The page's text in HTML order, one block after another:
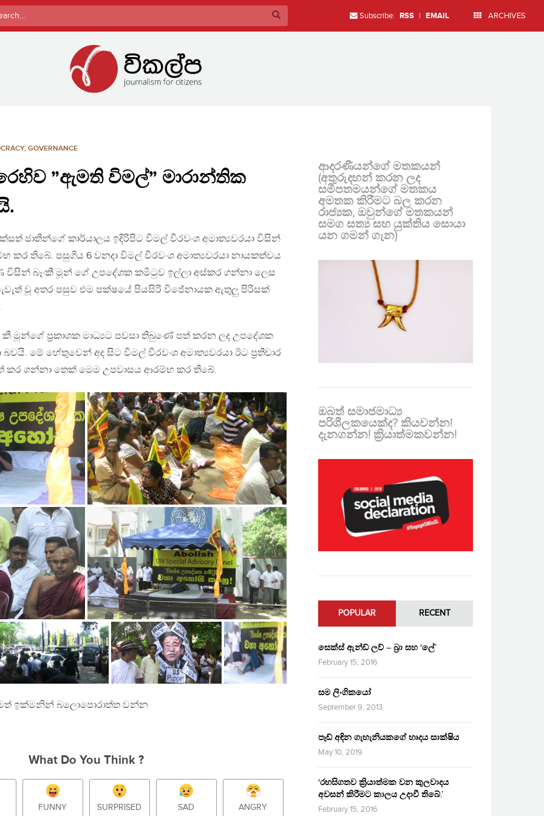
Subscribe: RSS | EMAIL ARCHIVES
, GOVERNANCE
”ඇමති විමල්” මාරාන්තික
ජාතීන්ගේ කාර්යාලය ඉදිරිපිට විමල් වීරවංශ අමාත්‍යවරයා විසින්
කර තිබේ. පසුගිය 6 වනදා විමල් වීරවංශ අමාත්‍යවරයා නායකත්වය
බෑංකී මූන් ගේ උපදේශක කමිටුව ඉල්ලා අස්කර ගන්නා ලෙස
වූ අතර පසුව එම පක්ෂයේ පියසිරි විජේනායක ඇතුලු පිරිසක්
කී මූන්ගේ ප්‍රකාශක මාධ්‍යට පවසා තිබුණේ පත් කරන ලද උපදේශක
මේ හේතුවෙන් අද සිට විමල් වීරවංශ අමාත්‍යවරයා ඊට ප්‍රතිචාර
කර ගන්නා තෙක් මෙම උපවාසය ආරම්භ කර තිබේ.
ඉක්මනින් බලාෙපාෙරාත්ත වන්න
What Do You Think ?
FUNNY SURPRISED SAD ANGRY
ආදරණීයන්ගේ මතකයන්
(අතුරුදහන් කරන ලද
සමීපතමයන්ගේ මතකය
අමතක කිරීමට බල කරන
රාජ්‍යක, ඔවුන්ගේ මතකයන්
සමග සත්‍ය සහ යුක්තිය සොයා
යන ගමන් ගැන)
ඔබත් සමාජමාධ්‍ය
පරිශීලකයෙක්ද? කියවන්න!
දැනගන්න! ක්‍රියාත්මකවන්න!
POPULAR RECENT
සෙක්ස් ඇන්ඩ් ලව් – බ්‍රා සහ ‘ලේ’
February 15, 2016
සම ලිංගිකයෝ
September 9, 2013
පෑඩ් අඳින ගැහැනියකගේ හෘදය සාක්ෂිය
May 10, 2019
‘රහසිගතව ක්‍රියාත්මක වන කුලවාදය
අවසන් කිරීමට කාලය උදාවී තිබේ.’
February 15, 2016